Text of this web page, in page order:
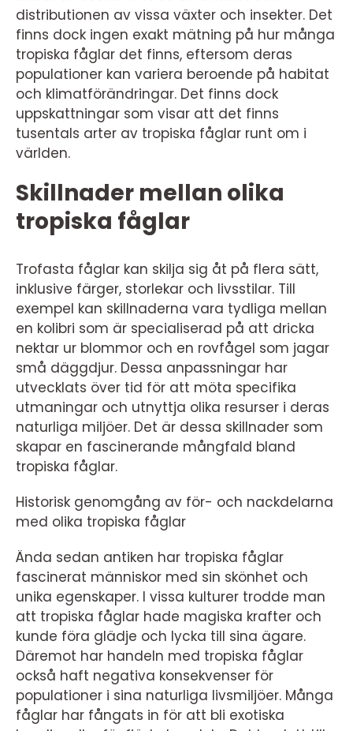
distributionen av vissa växter och insekter. Det
finns dock ingen exakt mätning på hur många
tropiska fåglar det finns, eftersom deras
populationer kan variera beroende på habitat
och klimatförändringar. Det finns dock
uppskattningar som visar att det finns
tusentals arter av tropiska fåglar runt om i
världen.
Skillnader mellan olika
tropiska fåglar
Trofasta fåglar kan skilja sig åt på flera sätt,
inklusive färger, storlekar och livsstilar. Till
exempel kan skillnaderna vara tydliga mellan
en kolibri som är specialiserad på att dricka
nektar ur blommor och en rovfågel som jagar
små däggdjur. Dessa anpassningar har
utvecklats över tid för att möta specifika
utmaningar och utnyttja olika resurser i deras
naturliga miljöer. Det är dessa skillnader som
skapar en fascinerande mångfald bland
tropiska fåglar.
Historisk genomgång av för- och nackdelarna
med olika tropiska fåglar
Ända sedan antiken har tropiska fåglar
fascinerat människor med sin skönhet och
unika egenskaper. I vissa kulturer trodde man
att tropiska fåglar hade magiska krafter och
kunde föra glädje och lycka till sina ägare.
Däremot har handeln med tropiska fåglar
också haft negativa konsekvenser för
populationer i sina naturliga livsmiljöer. Många
fåglar har fångats in för att bli exotiska